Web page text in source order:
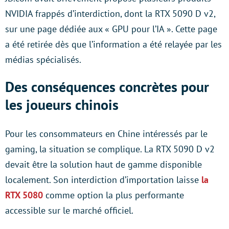
NVIDIA frappés d’interdiction, dont la RTX 5090 D v2,
sur une page dédiée aux « GPU pour l’IA ». Cette page
a été retirée dès que l’information a été relayée par les
médias spécialisés.
Des conséquences concrètes pour
les joueurs chinois
Pour les consommateurs en Chine intéressés par le
gaming, la situation se complique. La RTX 5090 D v2
devait être la solution haut de gamme disponible
localement. Son interdiction d’importation laisse la
RTX 5080 comme option la plus performante
accessible sur le marché officiel.